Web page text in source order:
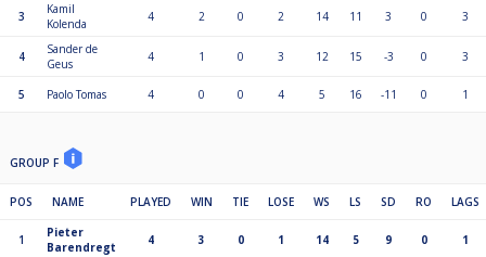
3
Kamil
Kolenda
4 2 0 2 14 11 3 0 3
4
Sander de
Geus
4 1 0 3 12 15 -3 0 3
5 Paolo Tomas 4 0 0 4 5 16 -11 0 1
GROUP F
POS NAME PLAYED WIN TIE LOSE WS LS SD RO LAGS
1
Pieter
Barendregt
4 3 0 1 14 5 9 0 1